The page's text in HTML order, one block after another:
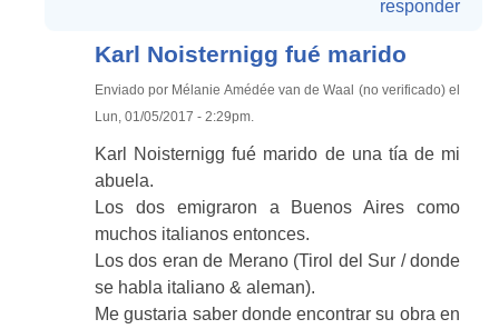
responder
Karl Noisternigg fué marido
Enviado por Mélanie Amédée van de Waal (no verificado) el
Lun, 01/05/2017 - 2:29pm.
Karl Noisternigg fué marido de una tía de mi
abuela.
Los dos emigraron a Buenos Aires como
muchos italianos entonces.
Los dos eran de Merano (Tirol del Sur / donde
se habla italiano & aleman).
Me gustaria saber donde encontrar su obra en